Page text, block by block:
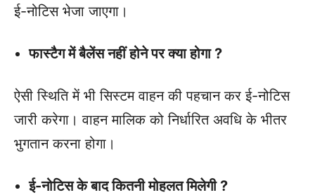
ई-नोटिस भेजा जाएगा।
फास्टैग में बैलेंस नहीं होने पर क्या होगा ?
ऐसी स्थिति में भी सिस्टम वाहन की पहचान कर ई-नोटिस
जारी करेगा। वाहन मालिक को निर्धारित अवधि के भीतर
भुगतान करना होगा।
ई-नोटिस के बाद कितनी मोहलत मिलेगी ?